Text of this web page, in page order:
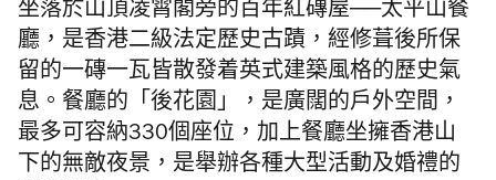
坐落於山頂凌霄閣旁的百年紅磚屋──太平山餐
廳，是香港二級法定歷史古蹟，經修葺後所保
留的一磚一瓦皆散發着英式建築風格的歷史氣
息。餐廳的「後花園」，是廣闊的戶外空間，
最多可容納330個座位，加上餐廳坐擁香港山
下的無敵夜景，是舉辦各種大型活動及婚禮的